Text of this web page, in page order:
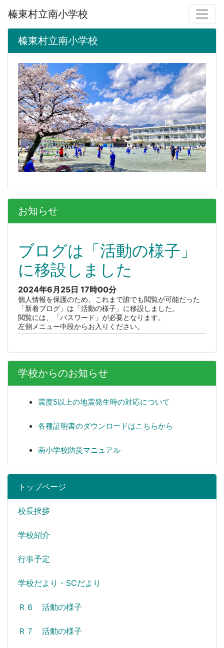
榛東村立南小学校
榛東村立南小学校
トップページ
校長挨拶
学校紹介
行事予定
学校だより・SCだより
Ｒ６ 活動の様子
Ｒ７ 活動の様子
お知らせ
ブログは「活動の様子」
に移設しました
2024年6月25日 17時00分
個人情報を保護のため、これまで誰でも閲覧が可能だった
「新着ブログ」は「活動の様子」に移設しました。
閲覧には、「パスワード」が必要となります。
左側メニュー中段からお入りください。
学校からのお知らせ
震度5以上の地震発生時の対応について
各種証明書のダウンロードはこちらから
南小学校防災マニュアル